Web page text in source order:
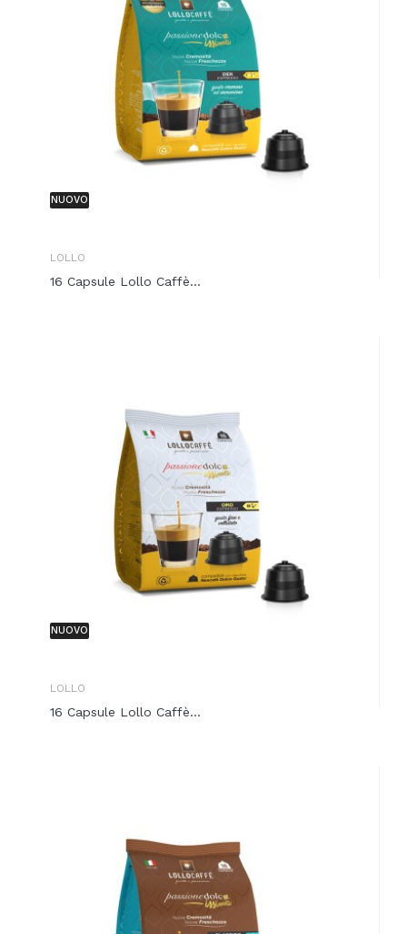
NUOVO
LOLLO
16 Capsule Lollo Caffè...
NUOVO
LOLLO
16 Capsule Lollo Caffè...